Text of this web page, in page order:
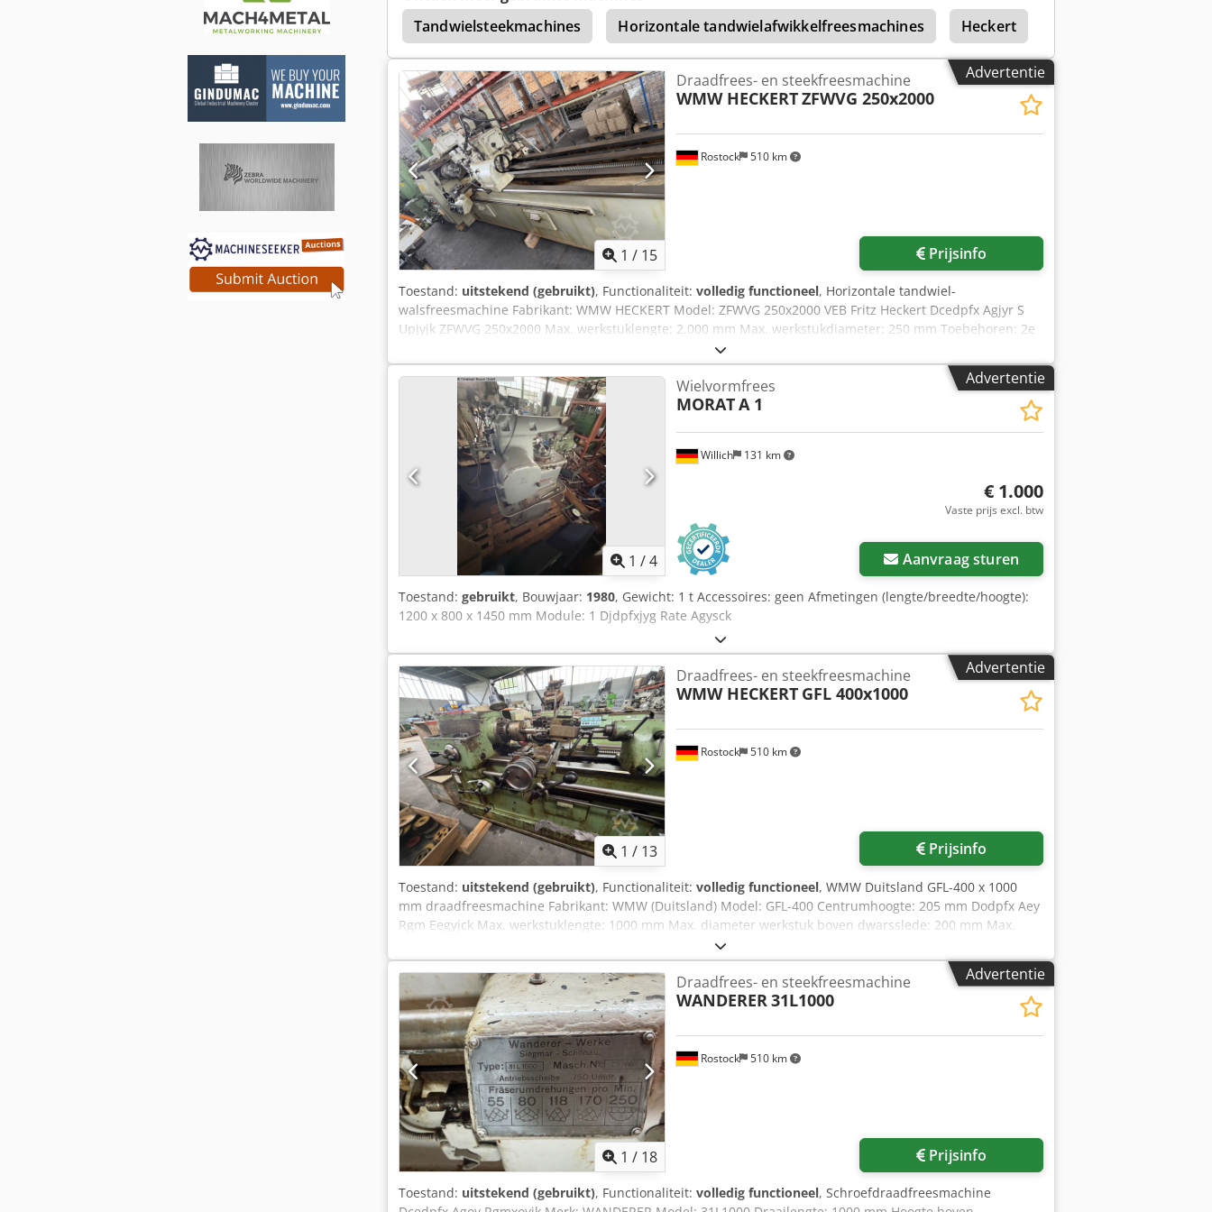
medische technologie. Dedjza Ukiepfx Agyock
Tandwielsteekmachines
Horizontale tandwielafwikkelfreesmachines Heckert
Draad Buigende Machine
Advertentie
1 / 15
Rostock 510 km
Draadfrees- en steekfreesmachine
WMW HECKERTZFWVG 250x2000
Prijsinfo
Toestand: uitstekend (gebruikt), Functionaliteit: volledig functioneel, Horizontale tandwiel-
walsfreesmachine Fabrikant: WMW HECKERT Model: ZFWVG 250x2000 VEB Fritz Heckert Dcedpfx Agjyr S
Upjyjk ZFWVG 250x2000 Max. werkstuklengte: 2.000 mm Max. werkstukdiameter: 250 mm Toebehoren: 2e
freeskop, walsfrezen in diverse modules, lunetten, spanmiddelen etc.
Advertentie
1 /4
Willich 131 km
Wielvormfrees
MORATA 1
€ 1.000
Vaste prijs excl. btw
Aanvraag sturen
Toestand: gebruikt, Bouwjaar: 1980, Gewicht: 1 t Accessoires: geen Afmetingen (lengte/breedte/hoogte):
1200 x 800 x 1450 mm Module: 1 Djdpfxjyg Rate Agysck
Advertentie
1 / 13
Rostock 510 km
Draadfrees- en steekfreesmachine
WMW HECKERT GFL 400x1000
Prijsinfo
Toestand: uitstekend (gebruikt), Functionaliteit: volledig functioneel, WMW Duitsland GFL-400 x 1000
mm draadfreesmachine Fabrikant: WMW (Duitsland) Model: GFL-400 Centrumhoogte: 205 mm Dodpfx Aey
Rgm Eegyjck Max. werkstuklengte: 1000 mm Max. diameter werkstuk boven dwarsslede: 200 mm Max.
draaidiameter boven bed: 400 mm Freessnelheden: 55 t/min tot 250 t/min Max. diameter frees: 100 mm
Spilboring: 80 mm - Geschikt voor draadfrezen, wormfrezen en splinefrezen. - Ook geschikt voor
tandwielsteken en spline-steken. - Compleet met verwisselbare tandwielen, indexplaten, arbors en
overige toebehoren. - Machine verkeert in uitstekende staat.
Advertentie
1 / 18
Rostock 510 km
Draadfrees- en steekfreesmachine
WANDERER 31L1000
Prijsinfo
Toestand: uitstekend (gebruikt), Functionaliteit: volledig functioneel, Schroefdraadfreesmachine